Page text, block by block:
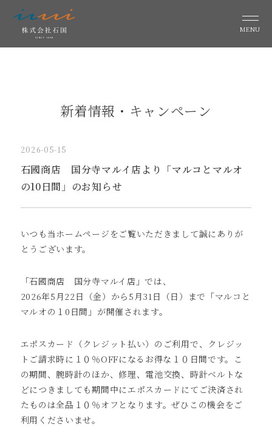
MENU
新着情報・キャンペーン
2026-05-15
石國商店 国分寺マルイ店より「マルコとマルオ
の10日間」のお知らせ
いつも当ホームページをご覧いただきまして誠にありが
とうございます。
「石國商店 国分寺マルイ店」では、
2026年5月22日（金）から5月31日（日）まで「マルコと
マルオの１0日間」が開催されます。
エポスカード（クレジット払い）のご利用で、クレジッ
トご請求時に１０％OFFになるお得な１０日間です。こ
の期間、腕時計のほか、修理、電池交換、時計ベルトな
どにつきましても期間中にエポスカードにてご決済され
たものは全品１０％オフとなります。ぜひこの機会をご
利用くださいませ。